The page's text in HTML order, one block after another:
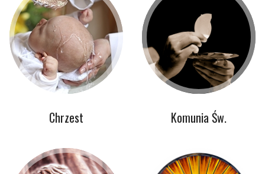
Chrzest Komunia Św.